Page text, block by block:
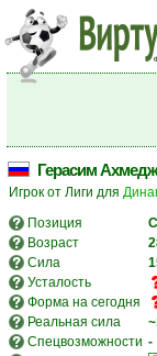
Герасим
Игрок от Лиги для
Позиция
Возраст
Сила
Усталость
Форма на сегодня
Реальная сила
Спецвозможности -